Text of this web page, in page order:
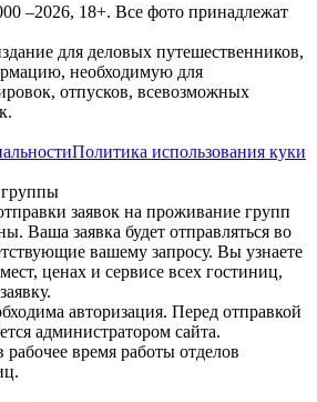
–2026, 18+. Все фото принадлежат
для деловых путешественников,
необходимую для
отпусков, всевозможных
Политика использования куки
группы
заявок на проживание групп
Ваша заявка будет отправляться во
вашему запросу. Вы узнаете
ценах и сервисе всех гостиниц,
авторизация. Перед отправкой
администратором сайта.
рабочее время работы отделов